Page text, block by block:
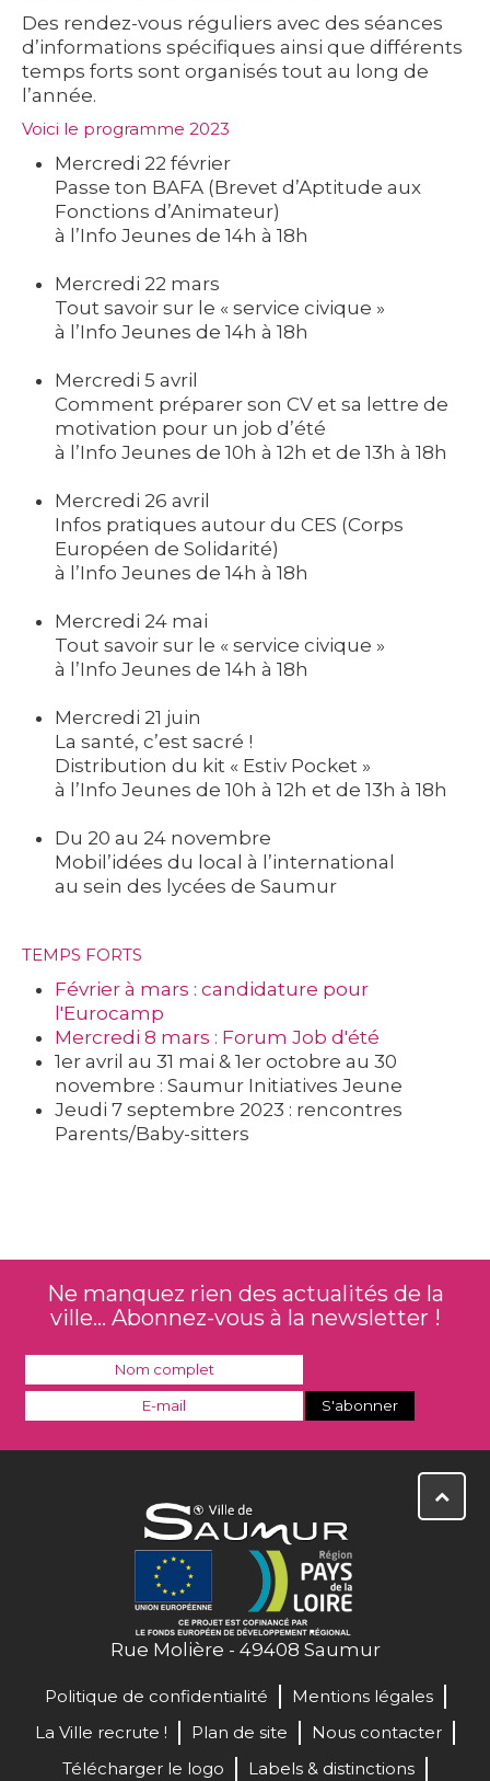
Des rendez-vous réguliers avec des séances
d’informations spécifiques ainsi que différents
temps forts sont organisés tout au long de
l’année.
Voici le programme 2023
Mercredi 22 février
Passe ton BAFA (Brevet d’Aptitude aux
Fonctions d’Animateur)
à l’Info Jeunes de 14h à 18h
Mercredi 22 mars
Tout savoir sur le « service civique »
à l’Info Jeunes de 14h à 18h
Mercredi 5 avril
Comment préparer son CV et sa lettre de
motivation pour un job d’été
à l’Info Jeunes de 10h à 12h et de 13h à 18h
Mercredi 26 avril
Infos pratiques autour du CES (Corps
Européen de Solidarité)
à l’Info Jeunes de 14h à 18h
Mercredi 24 mai
Tout savoir sur le « service civique »
à l’Info Jeunes de 14h à 18h
Mercredi 21 juin
La santé, c’est sacré !
Distribution du kit « Estiv Pocket »
à l’Info Jeunes de 10h à 12h et de 13h à 18h
Du 20 au 24 novembre
Mobil’idées du local à l’international
au sein des lycées de Saumur
TEMPS FORTS
Février à mars : candidature pour
l'Eurocamp
Mercredi 8 mars : Forum Job d'été
1er avril au 31 mai & 1er octobre au 30
novembre : Saumur Initiatives Jeune
Jeudi 7 septembre 2023 : rencontres
Parents/Baby-sitters
Ne manquez rien des actualités de la
ville... Abonnez-vous à la newsletter !
Rue Molière - 49408 Saumur
Politique de confidentialité
Mentions légales
La Ville recrute !
Plan de site
Nous contacter
Télécharger le logo
Labels & distinctions